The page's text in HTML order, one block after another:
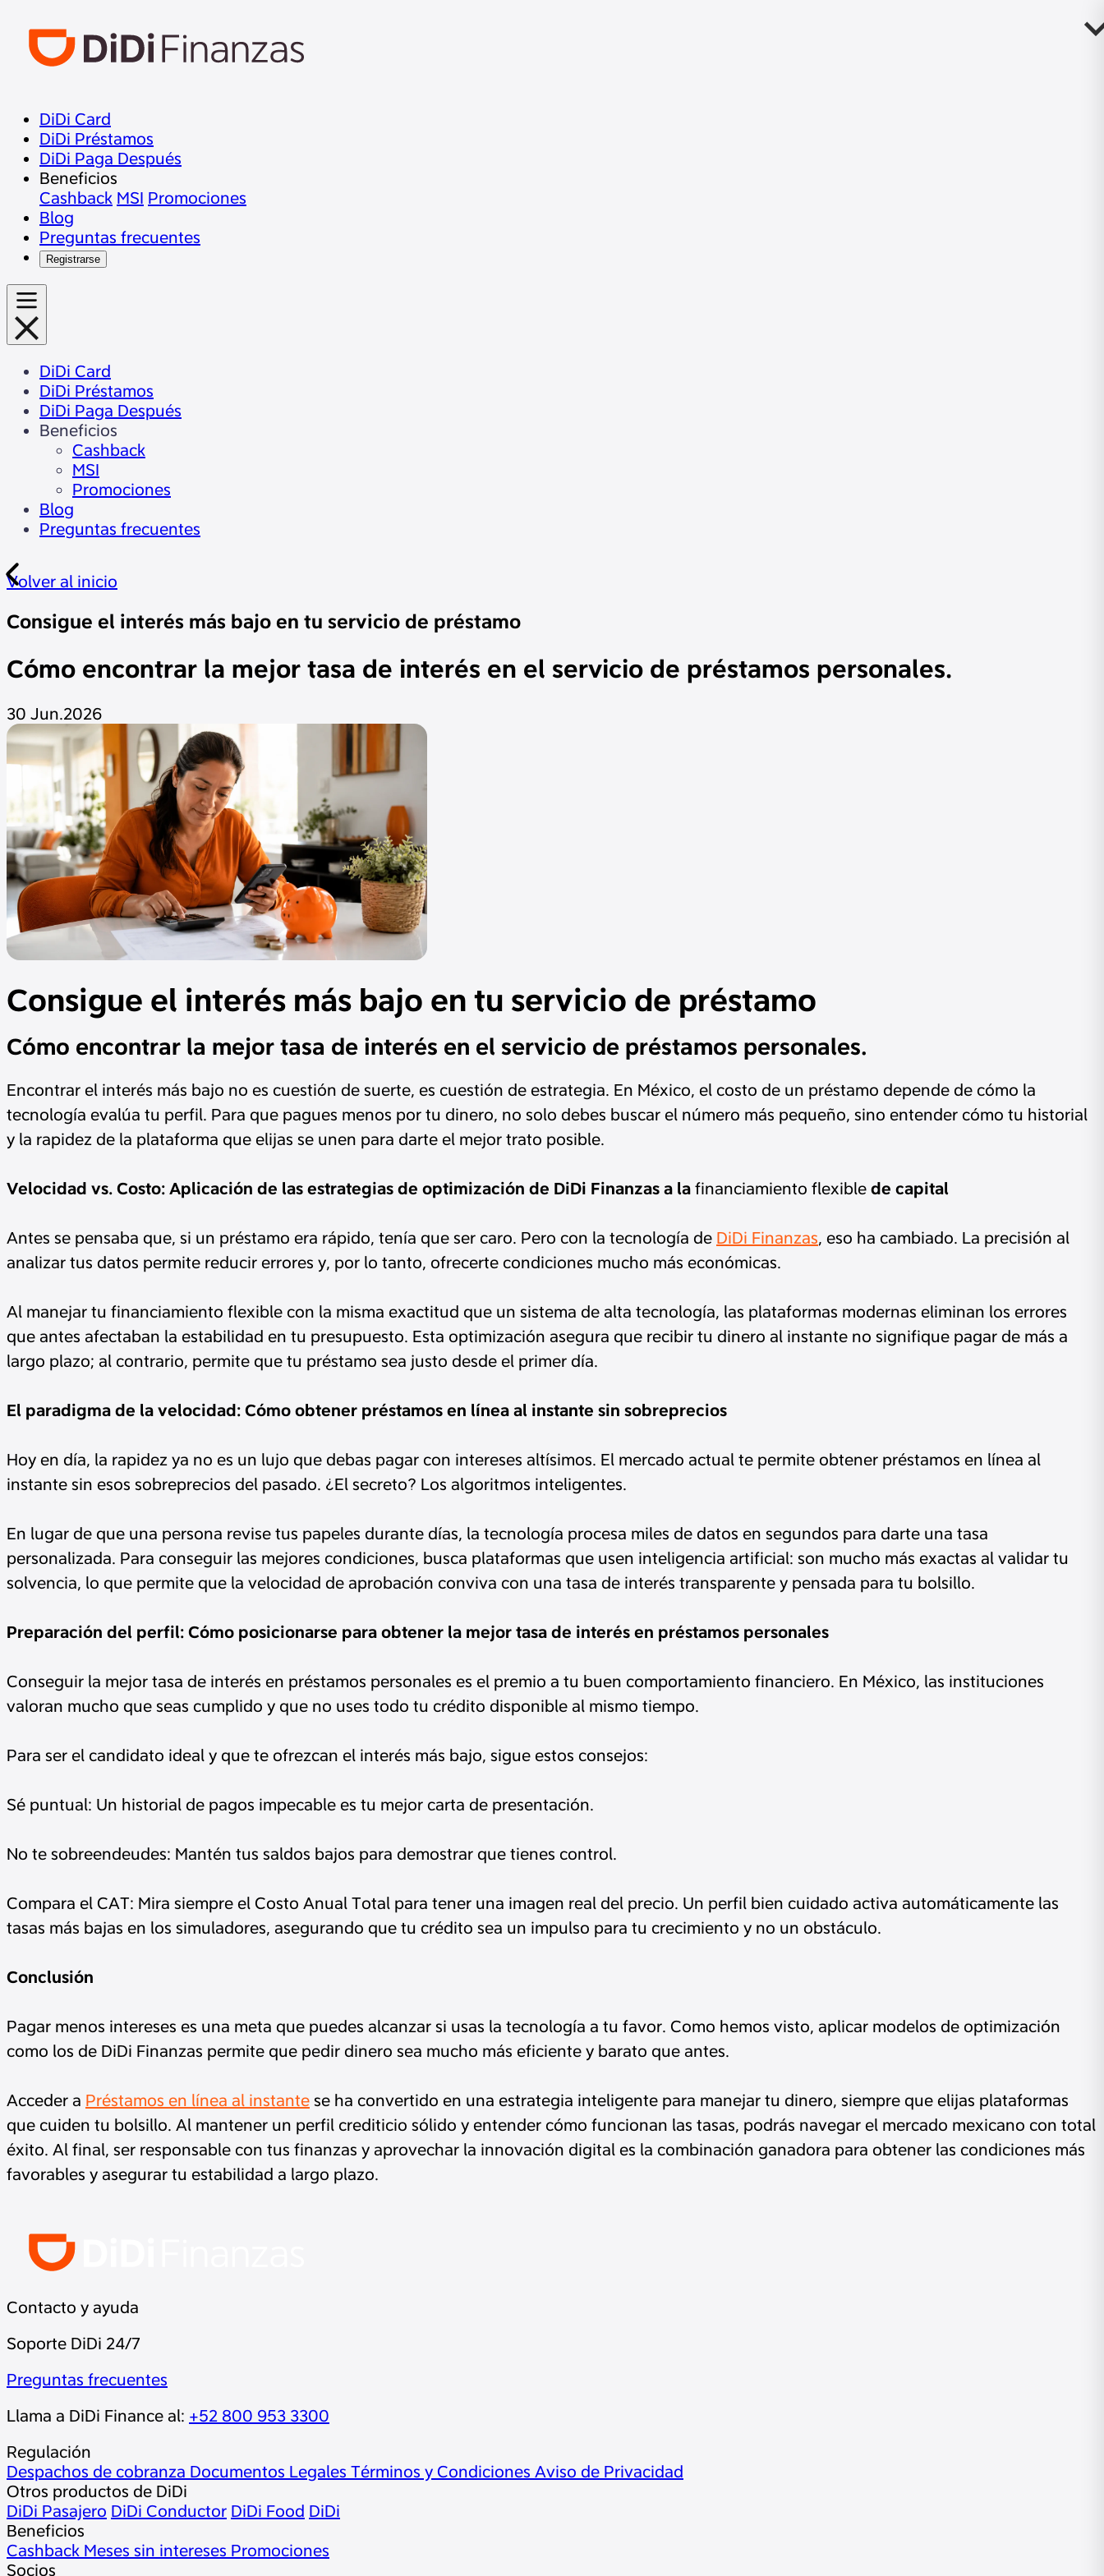
DiDi Card
DiDi Préstamos
DiDi Paga Después
Beneficios
Cashback MSI Promociones
Blog
Preguntas frecuentes
Registrarse
DiDi Card
DiDi Préstamos
DiDi Paga Después
Beneficios
Cashback
MSI
Promociones
Blog
Preguntas frecuentes
Volver al inicio
Consigue el interés más bajo en tu servicio de préstamo
Cómo encontrar la mejor tasa de interés en el servicio de préstamos personales.
30 Jun.2026
Consigue el interés más bajo en tu servicio de préstamo
Cómo encontrar la mejor tasa de interés en el servicio de préstamos personales.
Encontrar el interés más bajo no es cuestión de suerte, es cuestión de estrategia. En México, el costo de un préstamo depende de cómo la
tecnología evalúa tu perfil. Para que pagues menos por tu dinero, no solo debes buscar el número más pequeño, sino entender cómo tu historial
y la rapidez de la plataforma que elijas se unen para darte el mejor trato posible.
Velocidad vs. Costo: Aplicación de las estrategias de optimización de DiDi Finanzas a la financiamiento flexible de capital
Antes se pensaba que, si un préstamo era rápido, tenía que ser caro. Pero con la tecnología de DiDi Finanzas, eso ha cambiado. La precisión al
analizar tus datos permite reducir errores y, por lo tanto, ofrecerte condiciones mucho más económicas.
Al manejar tu financiamiento flexible con la misma exactitud que un sistema de alta tecnología, las plataformas modernas eliminan los errores
que antes afectaban la estabilidad en tu presupuesto. Esta optimización asegura que recibir tu dinero al instante no signifique pagar de más a
largo plazo; al contrario, permite que tu préstamo sea justo desde el primer día.
El paradigma de la velocidad: Cómo obtener préstamos en línea al instante sin sobreprecios
Hoy en día, la rapidez ya no es un lujo que debas pagar con intereses altísimos. El mercado actual te permite obtener préstamos en línea al
instante sin esos sobreprecios del pasado. ¿El secreto? Los algoritmos inteligentes.
En lugar de que una persona revise tus papeles durante días, la tecnología procesa miles de datos en segundos para darte una tasa
personalizada. Para conseguir las mejores condiciones, busca plataformas que usen inteligencia artificial: son mucho más exactas al validar tu
solvencia, lo que permite que la velocidad de aprobación conviva con una tasa de interés transparente y pensada para tu bolsillo.
Preparación del perfil: Cómo posicionarse para obtener la mejor tasa de interés en préstamos personales
Conseguir la mejor tasa de interés en préstamos personales es el premio a tu buen comportamiento financiero. En México, las instituciones
valoran mucho que seas cumplido y que no uses todo tu crédito disponible al mismo tiempo.
Para ser el candidato ideal y que te ofrezcan el interés más bajo, sigue estos consejos:
Sé puntual: Un historial de pagos impecable es tu mejor carta de presentación.
No te sobreendeudes: Mantén tus saldos bajos para demostrar que tienes control.
Compara el CAT: Mira siempre el Costo Anual Total para tener una imagen real del precio. Un perfil bien cuidado activa automáticamente las
tasas más bajas en los simuladores, asegurando que tu crédito sea un impulso para tu crecimiento y no un obstáculo.
Conclusión
Pagar menos intereses es una meta que puedes alcanzar si usas la tecnología a tu favor. Como hemos visto, aplicar modelos de optimización
como los de DiDi Finanzas permite que pedir dinero sea mucho más eficiente y barato que antes.
Acceder a Préstamos en línea al instante se ha convertido en una estrategia inteligente para manejar tu dinero, siempre que elijas plataformas
que cuiden tu bolsillo. Al mantener un perfil crediticio sólido y entender cómo funcionan las tasas, podrás navegar el mercado mexicano con total
éxito. Al final, ser responsable con tus finanzas y aprovechar la innovación digital es la combinación ganadora para obtener las condiciones más
favorables y asegurar tu estabilidad a largo plazo.
Contacto y ayuda
Soporte DiDi 24/7
Preguntas frecuentes
Llama a DiDi Finance al: +52 800 953 3300
Regulación
Despachos de cobranza Documentos Legales Términos y Condiciones Aviso de Privacidad
Otros productos de DiDi
DiDi Pasajero DiDi Conductor DiDi Food DiDi
Beneficios
Cashback Meses sin intereses Promociones
Socios